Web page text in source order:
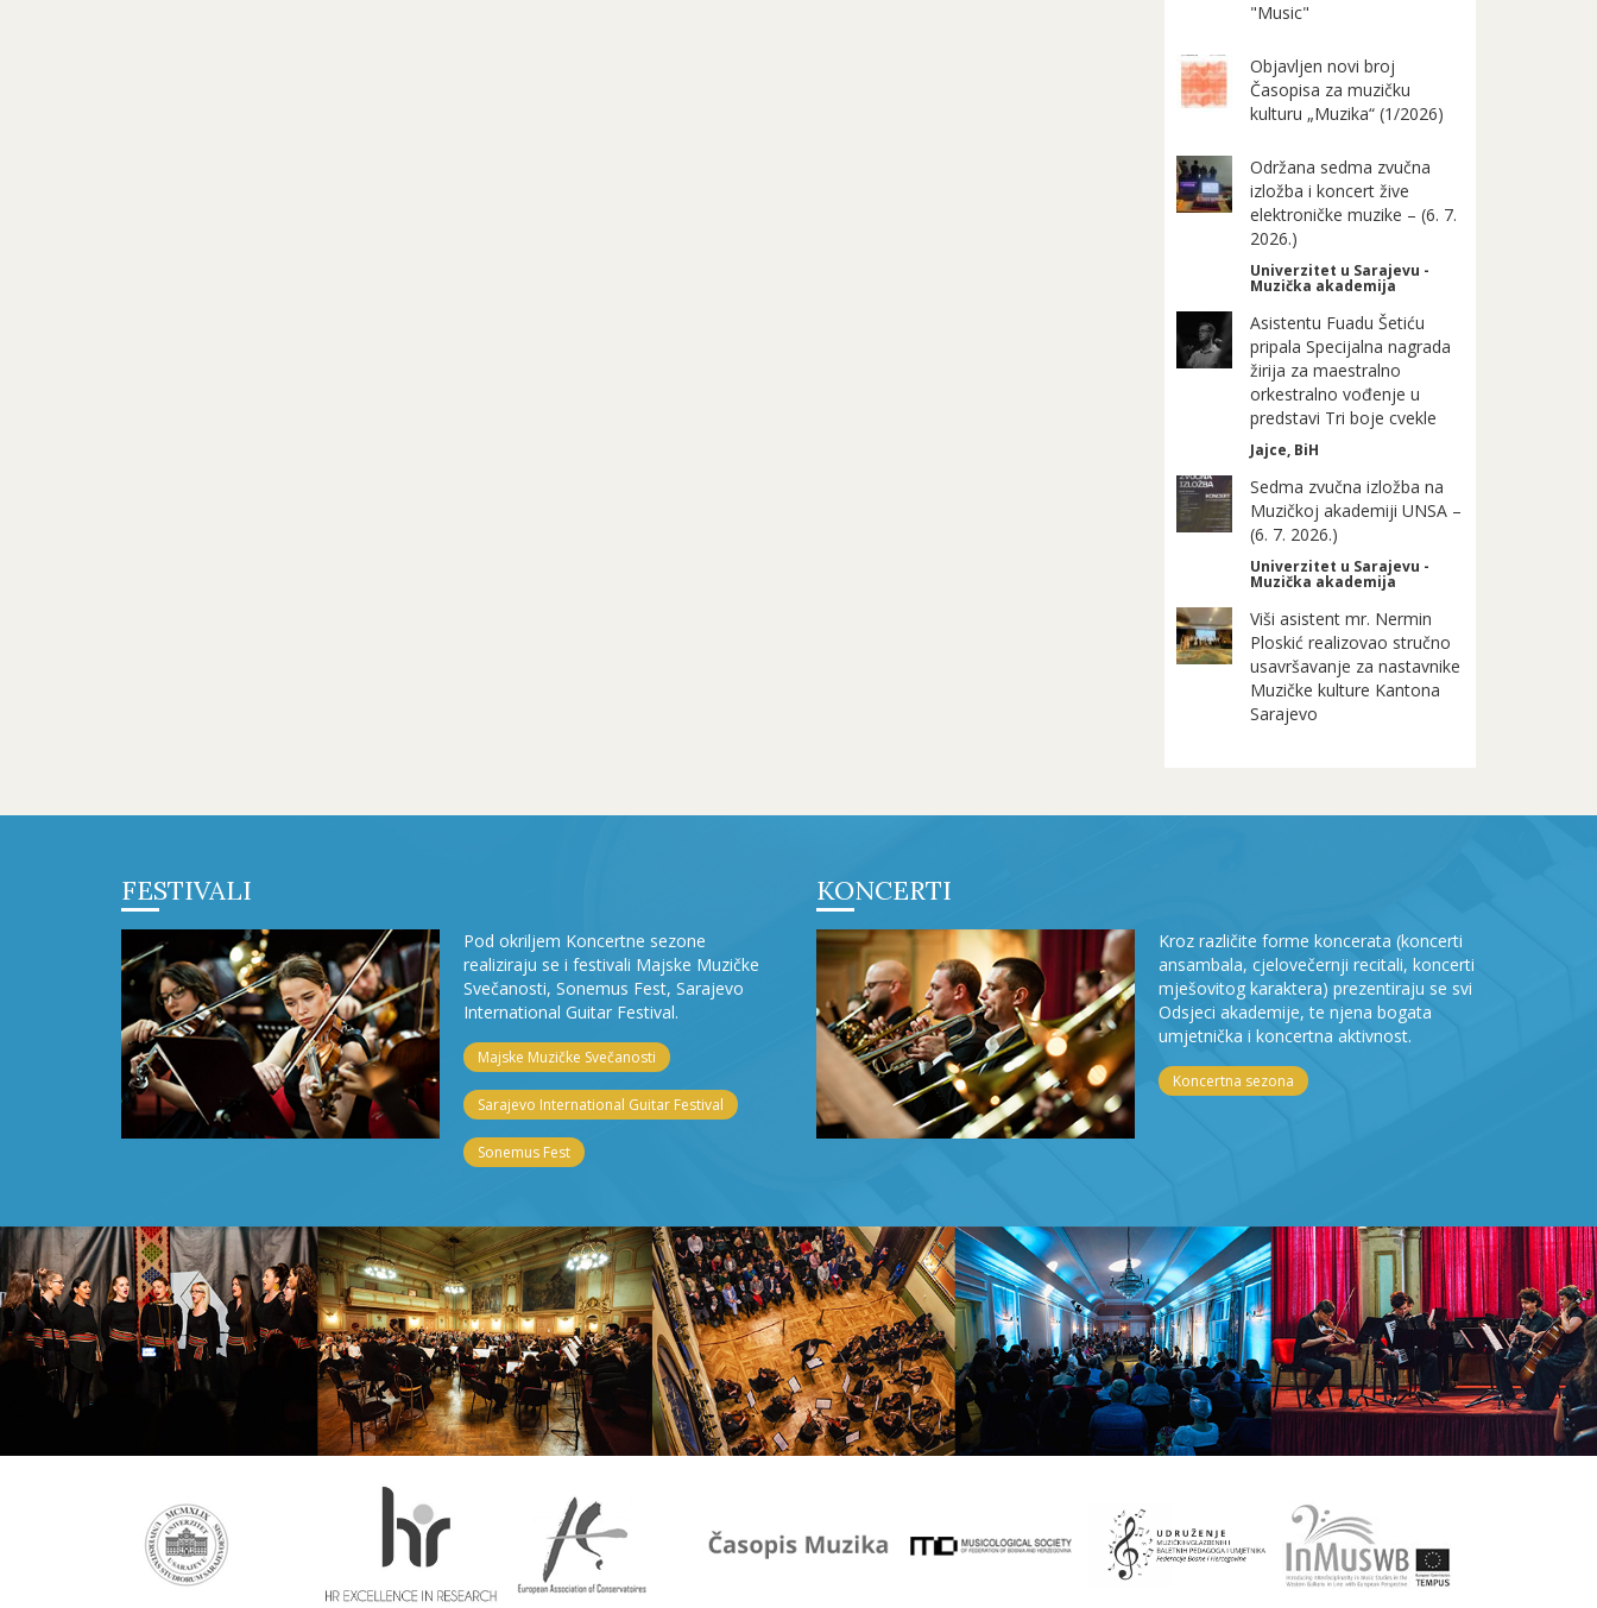
"Music"
Objavljen novi broj
Časopisa za muzičku
kulturu „Muzika“ (1/2026)
Održana sedma zvučna
izložba i koncert žive
elektroničke muzike – (6. 7.
2026.)
Univerzitet u Sarajevu -
Muzička akademija
Asistentu Fuadu Šetiću
pripala Specijalna nagrada
žirija za maestralno
orkestralno vođenje u
predstavi Tri boje cvekle
Jajce, BiH
Sedma zvučna izložba na
Muzičkoj akademiji UNSA –
(6. 7. 2026.)
Univerzitet u Sarajevu -
Muzička akademija
Viši asistent mr. Nermin
Ploskić realizovao stručno
usavršavanje za nastavnike
Muzičke kulture Kantona
Sarajevo
FESTIVALI
Pod okriljem Koncertne sezone
realiziraju se i festivali Majske Muzičke
Svečanosti, Sonemus Fest, Sarajevo
International Guitar Festival.
Majske Muzičke Svečanosti
Sarajevo International Guitar Festival
Sonemus Fest
KONCERTI
Kroz različite forme koncerata (koncerti
ansambala, cjelovečernji recitali, koncerti
mješovitog karaktera) prezentiraju se svi
Odsjeci akademije, te njena bogata
umjetnička i koncertna aktivnost.
Koncertna sezona